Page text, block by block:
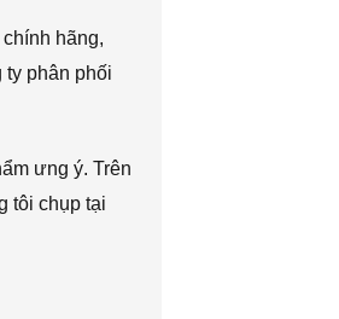
hãng,
phân phối
ưng ý. Trên
tôi chụp tại